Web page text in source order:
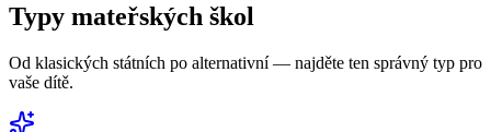
Typy mateřských škol
Od klasických státních po alternativní — najděte ten správný typ pro
vaše dítě.